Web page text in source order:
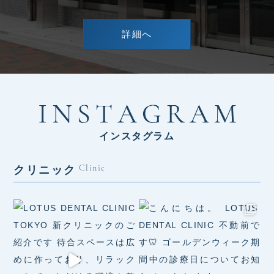
詳細へ
インスタグラム
クリニック